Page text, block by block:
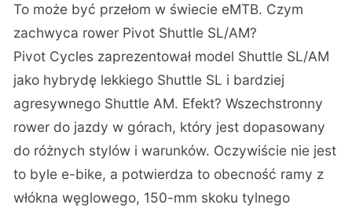
To może być przełom w świecie eMTB. Czym
zachwyca rower Pivot Shuttle SL/AM?
Pivot Cycles zaprezentował model Shuttle SL/AM
jako hybrydę lekkiego Shuttle SL i bardziej
agresywnego Shuttle AM. Efekt? Wszechstronny
rower do jazdy w górach, który jest dopasowany
do różnych stylów i warunków. Oczywiście nie jest
to byle e-bike, a potwierdza to obecność ramy z
włókna węglowego, 150-mm skoku tylnego